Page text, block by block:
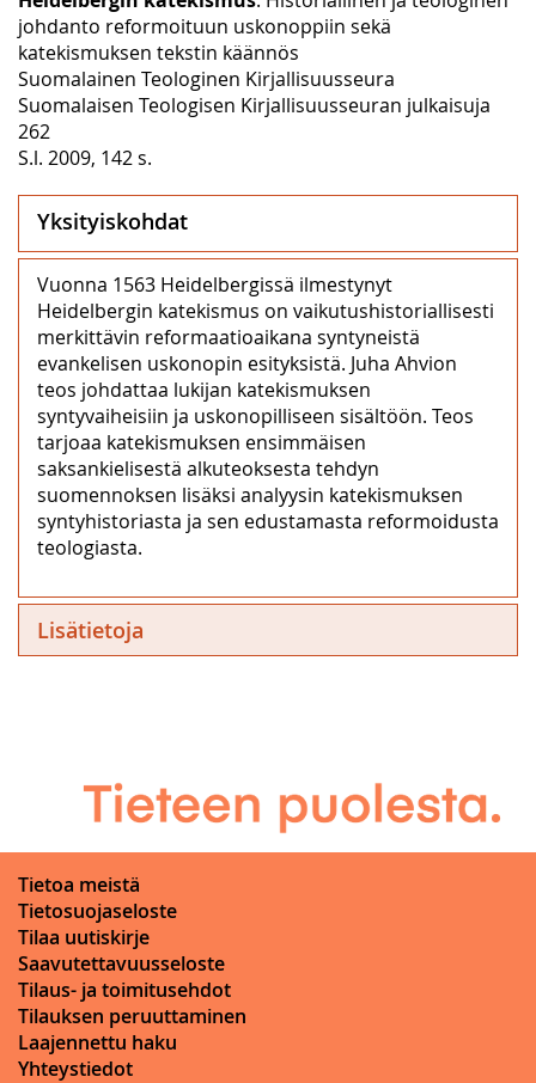
johdanto reformoituun uskonoppiin sekä
katekismuksen tekstin käännös
Suomalainen Teologinen Kirjallisuusseura
Suomalaisen Teologisen Kirjallisuusseuran julkaisuja
262
S.l. 2009, 142 s.
Yksityiskohdat
Vuonna 1563 Heidelbergissä ilmestynyt
Heidelbergin katekismus on vaikutushistoriallisesti
merkittävin reformaatioaikana syntyneistä
evankelisen uskonopin esityksistä. Juha Ahvion
teos johdattaa lukijan katekismuksen
syntyvaiheisiin ja uskonopilliseen sisältöön. Teos
tarjoaa katekismuksen ensimmäisen
saksankielisestä alkuteoksesta tehdyn
suomennoksen lisäksi analyysin katekismuksen
syntyhistoriasta ja sen edustamasta reformoidusta
teologiasta.
Lisätietoja
Tietoa meistä
Tietosuojaseloste
Tilaa uutiskirje
Saavutettavuusseloste
Tilaus- ja toimitusehdot
Tilauksen peruuttaminen
Laajennettu haku
Yhteystiedot